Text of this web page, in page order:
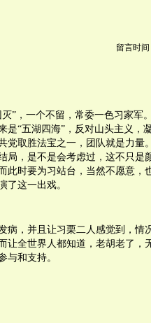
留言时间
”，一个不留，常委一色习家军
是“五湖四海”，反对山头主义，
党取胜法宝之一，团队就是力量
局，是不是会考虑过，这不只是
此时要为习站台，当然不愿意，
了这一出戏。
病，并且让习栗二人感觉到，情
让全世界人都知道，老胡老了，
与和支持。